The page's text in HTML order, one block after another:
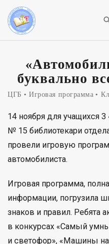
буквально
ЦГБ Игровая программа
14 ноября для учащихся
№ 15 библиотекари
провели игровую
автомобилиста.
Игровая программа,
информации, погрузила
знаков и правил. Ребята
в конкурсах «Самый
и светофор», «Машины на